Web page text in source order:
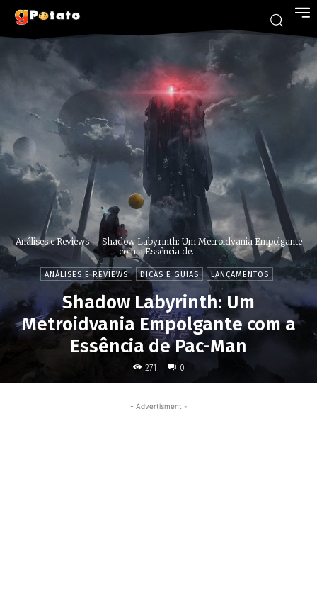
Análises e Reviews
Shadow Labyrinth: Um Metroidvania Empolgante
com a Essência de...
ANÁLISES E REVIEWS DICAS E GUIAS LANÇAMENTOS
Shadow Labyrinth: Um
Metroidvania Empolgante com a
Essência de Pac-Man
271 0
- Advertisment -